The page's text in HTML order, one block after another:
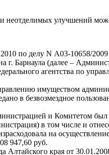
улучшений
по делу N А03-10658/2009
Барнаула (далее –
агентства по
имуществом
в безвозмездное
и Комитетом
в том числе и
на
947,60 руб.
края от